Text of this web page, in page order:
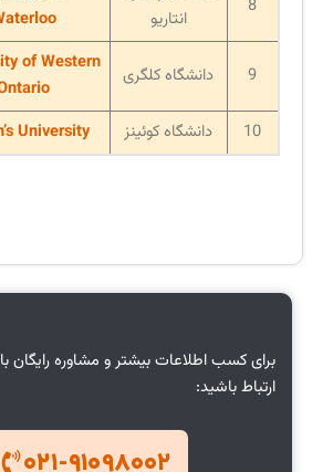
8
انتاریو
9 دانشگاه کلگری
of Western
10 دانشگاه کوئینز University
برای کسب اطلاعات بیشتر و مشاوره رایگان
ارتباط باشید:
۰۲۱-۹۱۰۹۸۰۰۲